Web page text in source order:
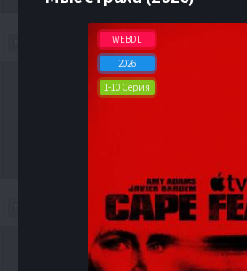
WEBDL
2026
1-10 Серия